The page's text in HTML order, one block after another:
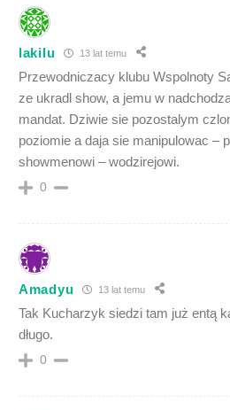
lakilu 13 lat temu
Przewodniczacy klubu Wspolnoty
ze ukradl show, a jemu w
mandat. Dziwie sie pozostalym
poziomie a daja sie manipulowac –
showmenowi – wodzirejowi.
0
Amadyu 13 lat temu
Tak Kucharzyk siedzi tam już entą
długo.
0